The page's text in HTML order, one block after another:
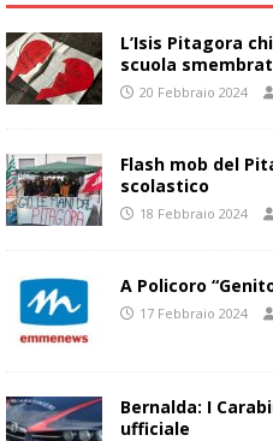
L’Isis Pitagora
scuola
20 Febbraio 2024
Flash mob del
scolastico
18 Febbraio 2024
A Policoro
17 Febbraio 2024
Bernalda: I
ufficiale